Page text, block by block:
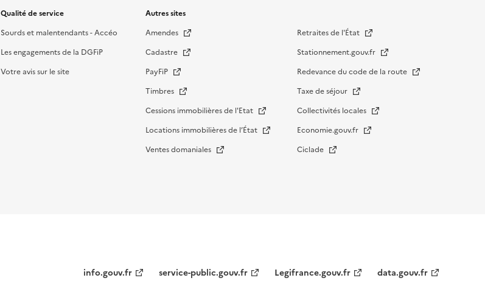
Qualité de service
Sourds et malentendants - Accéo
Les engagements de la DGFiP
Votre avis sur le site
Autres sites
Amendes
Cadastre
PayFiP
Timbres
Cessions immobilières de l'Etat
Locations immobilières de l’État
Ventes domaniales
Retraites de l'État
Stationnement.gouv.fr
Redevance du code de la route
Taxe de séjour
Collectivités locales
Economie.gouv.fr
Ciclade
institutionnel
info.gouv.fr service-public.gouv.fr Legifrance.gouv.fr data.gouv.fr